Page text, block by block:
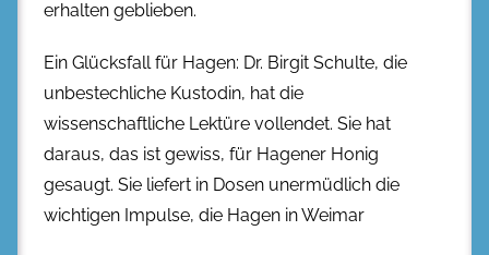
erhalten geblieben.
Ein Glücksfall für Hagen: Dr. Birgit Schulte, die
unbestechliche Kustodin, hat die
wissenschaftliche Lektüre vollendet. Sie hat
daraus, das ist gewiss, für Hagener Honig
gesaugt. Sie liefert in Dosen unermüdlich die
wichtigen Impulse, die Hagen in Weimar